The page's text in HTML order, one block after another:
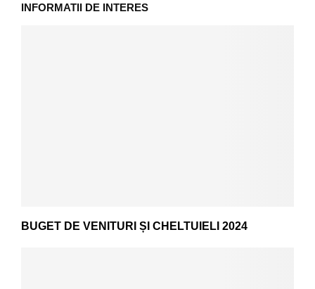
INFORMATII DE INTERES
BUGET DE VENITURI ȘI CHELTUIELI 2024